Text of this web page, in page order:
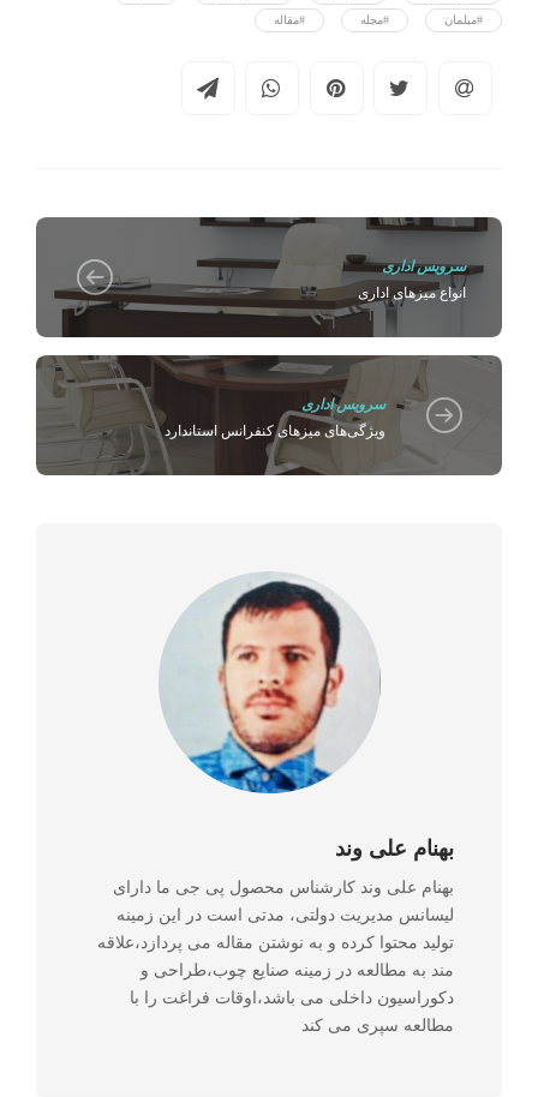
#مبلمان #مجله #مقاله
سرویس اداری
انواع میزهای اداری
سرویس اداری
ویژگی‌های میزهای کنفرانس استاندارد
بهنام علی وند
بهنام علی وند کارشناس محصول پی جی ما دارای
لیسانس مدیریت دولتی، مدتی است در این زمینه
تولید محتوا کرده و به نوشتن مقاله می پردازد،علاقه
مند به مطالعه در زمینه صنایع چوب،طراحی و
دکوراسیون داخلی می باشد،اوقات فراغت را با
مطالعه سپری می کند